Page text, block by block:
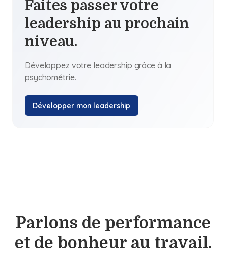
Faites passer votre
leadership au prochain
niveau.
Développez votre leadership grâce à la
psychométrie.
Développer mon leadership
Parlons de performance
et de bonheur au travail.